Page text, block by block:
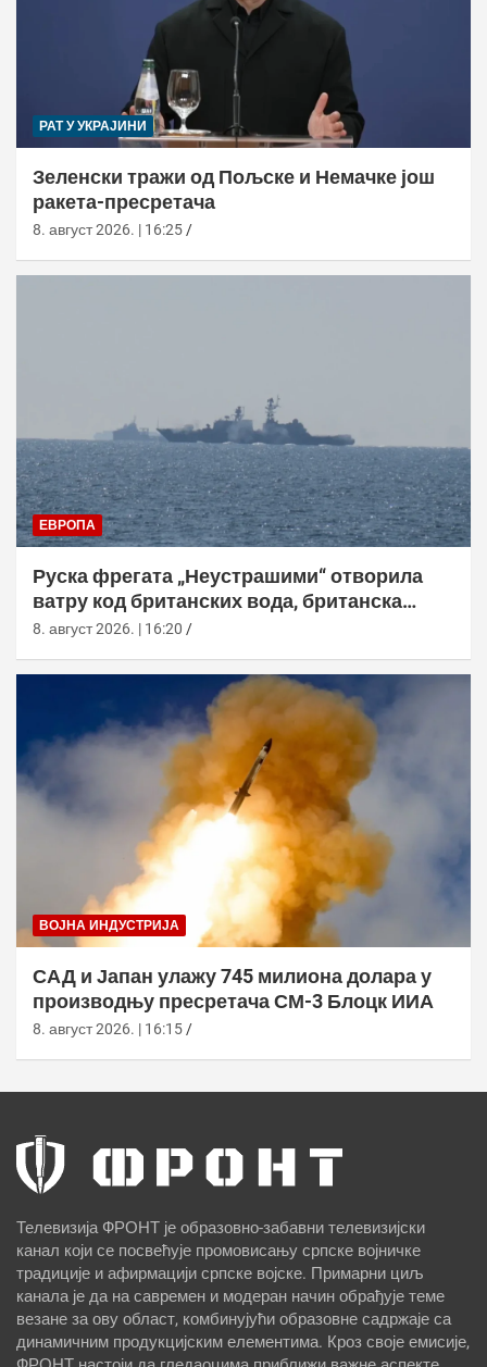
РАТ У УКРАЈИНИ
Зеленски тражи од Пољске и Немачке још
ракета-пресретача
8. август 2026. | 16:25
ЕВРОПА
Руска фрегата „Неустрашими“ отворила
ватру код британских вода, британска
морнарица појачала праћење
8. август 2026. | 16:20
ВОЈНА ИНДУСТРИЈА
САД и Јапан улажу 745 милиона долара у
производњу пресретача СМ-3 Блоцк ИИА
8. август 2026. | 16:15
Телевизија ФРОНТ је образовно-забавни телевизијски
канал који се посвећује промовисању српске војничке
традиције и афирмацији српске војске. Примарни циљ
канала је да на савремен и модеран начин обрађује теме
везане за ову област, комбинујући образовне садржаје са
динамичним продукцијским елементима. Кроз своје емисије,